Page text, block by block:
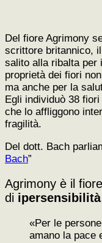
Del fiore Agrimony
scrittore britannico,
salito alla ribalta per
proprietà dei fiori
ma anche per la
Egli individuò 38
che lo affliggono
fragilità.
Del dott. Bach
Bach”
Agrimony è il
di ipersensibilità
«Per le
amano la pace